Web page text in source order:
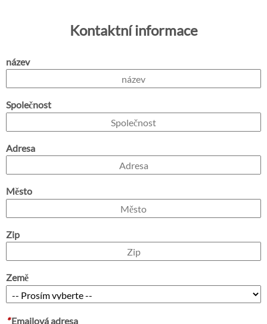
Kontaktní informace
název
Společnost
Adresa
Město
Zip
Země
*Emailová adresa